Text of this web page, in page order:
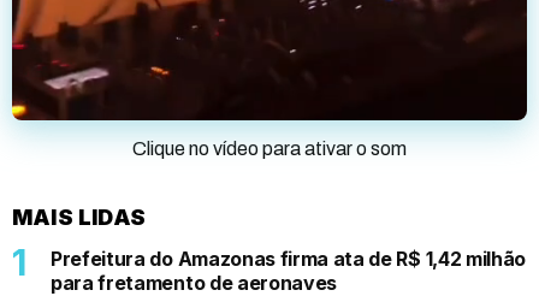
Clique no vídeo para ativar o som
MAIS LIDAS
Prefeitura do Amazonas firma ata de R$ 1,42 milhão
para fretamento de aeronaves